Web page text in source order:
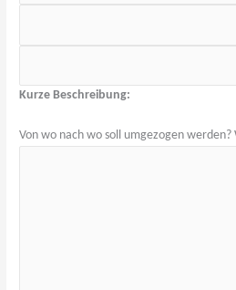
Kurze Beschreibung:
Von wo nach wo soll umgezogen